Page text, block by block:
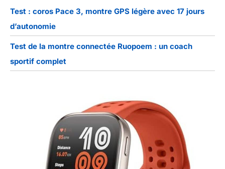
Test : coros Pace 3, montre GPS légère avec 17 jours
d’autonomie
Test de la montre connectée Ruopoem : un coach
sportif complet